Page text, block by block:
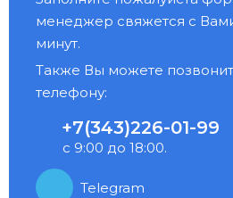
менеджер свяжется с
минут.
Также Вы можете
телефону:
+7(343)226-01-99
с 9:00 до 18:00.
Telegram